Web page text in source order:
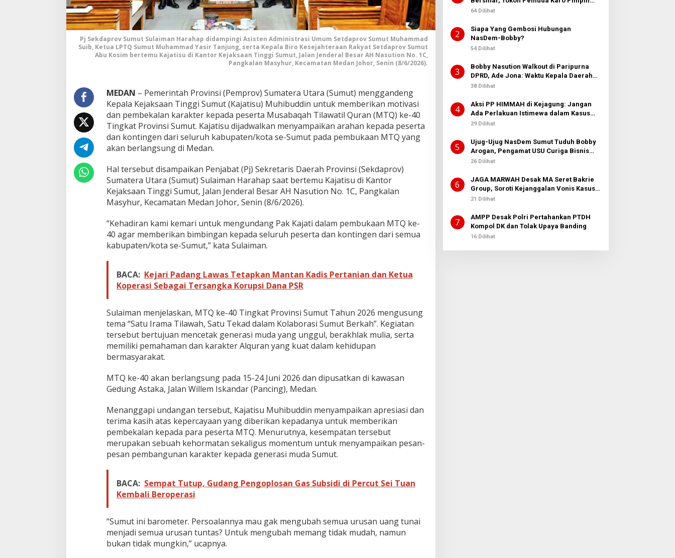
n
M
o
t
i
v
a
e
p
a
d
a
P
e
e
r
t
a
M
k
e
-
Pj Sekdaprov Sumut Sulaiman Harahap didampingi Asisten Administrasi Umum Setdaprov Sumut Muhammad
Suib, Ketua LPTQ Sumut Muhammad Yasir Tanjung, serta Kepala Biro Kesejahteraan Rakyat Setdaprov Sumut
Abu Kosim bertemu Kajatisu di Kantor Kejaksaan Tinggi Sumut, Jalan Jenderal Besar AH Nasution No. 1C,
Pangkalan Masyhur, Kecamatan Medan Johor, Senin (8/6/2026).
MEDAN – Pemerintah Provinsi (Pemprov) Sumatera Utara (Sumut) menggandeng
Kepala Kejaksaan Tinggi Sumut (Kajatisu) Muhibuddin untuk memberikan motivasi
dan pembekalan karakter kepada peserta Musabaqah Tilawatil Quran (MTQ) ke-40
Tingkat Provinsi Sumut. Kajatisu dijadwalkan menyampaikan arahan kepada peserta
dan kontingen dari seluruh kabupaten/kota se-Sumut pada pembukaan MTQ yang
akan berlangsung di Medan.
Hal tersebut disampaikan Penjabat (Pj) Sekretaris Daerah Provinsi (Sekdaprov)
Sumatera Utara (Sumut) Sulaiman Harahap saat bertemu Kajatisu di Kantor
Kejaksaan Tinggi Sumut, Jalan Jenderal Besar AH Nasution No. 1C, Pangkalan
Masyhur, Kecamatan Medan Johor, Senin (8/6/2026).
“Kehadiran kami kemari untuk mengundang Pak Kajati dalam pembukaan MTQ ke-
40 agar memberikan bimbingan kepada seluruh peserta dan kontingen dari semua
kabupaten/kota se-Sumut,” kata Sulaiman.
BACA: Kejari Padang Lawas Tetapkan Mantan Kadis Pertanian dan Ketua
Koperasi Sebagai Tersangka Korupsi Dana PSR
Sulaiman menjelaskan, MTQ ke-40 Tingkat Provinsi Sumut Tahun 2026 mengusung
tema “Satu Irama Tilawah, Satu Tekad dalam Kolaborasi Sumut Berkah”. Kegiatan
tersebut bertujuan mencetak generasi muda yang unggul, berakhlak mulia, serta
memiliki pemahaman dan karakter Alquran yang kuat dalam kehidupan
bermasyarakat.
MTQ ke-40 akan berlangsung pada 15-24 Juni 2026 dan dipusatkan di kawasan
Gedung Astaka, Jalan Willem Iskandar (Pancing), Medan.
Menanggapi undangan tersebut, Kajatisu Muhibuddin menyampaikan apresiasi dan
terima kasih atas kepercayaan yang diberikan kepadanya untuk memberikan
pembekalan kepada para peserta MTQ. Menurutnya, kesempatan tersebut
merupakan sebuah kehormatan sekaligus momentum untuk menyampaikan pesan-
pesan pembangunan karakter kepada generasi muda Sumut.
BACA: Sempat Tutup, Gudang Pengoplosan Gas Subsidi di Percut Sei Tuan
Kembali Beroperasi
“Sumut ini barometer. Persoalannya mau gak mengubah semua urusan uang tunai
menjadi semua urusan tuntas? Untuk mengubah memang tidak mudah, namun
bukan tidak mungkin,” ucapnya.
PKN MJA Kota Medan
64 Dilihat
2
Siapa Yang Gembosi Hubungan
NasDem-Bobby?
54 Dilihat
3
Bobby Nasution Walkout di Paripurna
DPRD, Ade Jona: Waktu Kepala Daerah
Tak Boleh Terbuang Sia-sia
38 Dilihat
4
Aksi PP HIMMAH di Kejagung: Jangan
Ada Perlakuan Istimewa dalam Kasus
Febrie Adriansyah
29 Dilihat
5
Ujug-Ujug NasDem Sumut Tuduh Bobby
Arogan, Pengamat USU Curiga Bisnis
Reklame
26 Dilihat
6
JAGA MARWAH Desak MA Seret Bakrie
Group, Soroti Kejanggalan Vonis Kasus
PET
21 Dilihat
7
AMPP Desak Polri Pertahankan PTDH
Kompol DK dan Tolak Upaya Banding
16 Dilihat